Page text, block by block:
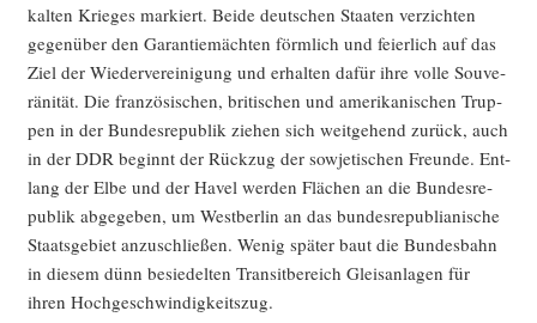
kal­ten Krie­ges mar­kiert. Bei­de deut­schen Staa­ten ver­zich­ten
gegen­über den Garan­tie­mäch­ten förm­lich und fei­er­lich auf das
Ziel der Wie­der­ver­ei­ni­gung und erhal­ten dafür ihre vol­le Sou­ve­
rä­ni­tät. Die fran­zö­si­schen, bri­ti­schen und ame­ri­ka­ni­schen Trup­
pen in der Bun­des­re­pu­blik zie­hen sich weit­ge­hend zurück, auch
in der DDR beginnt der Rück­zug der sowje­ti­schen Freun­de. Ent­
lang der Elbe und der Havel wer­den Flä­chen an die Bun­des­re­
pu­blik abge­ge­ben, um West­ber­lin an das bun­des­re­pu­blia­ni­sche
Staats­ge­biet anzu­schlie­ßen. Wenig spä­ter baut die Bun­des­bahn
in die­sem dünn besie­del­ten Tran­sit­be­reich Gleis­an­la­gen für
ihren Hochgeschwindigkeitszug.